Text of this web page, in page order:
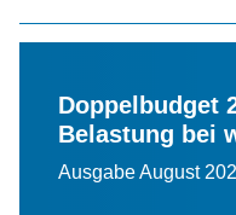
Doppelbudget
Belastung bei
Ausgabe August